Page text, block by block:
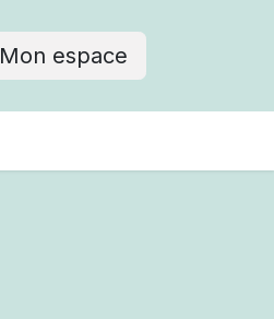
Mon espace